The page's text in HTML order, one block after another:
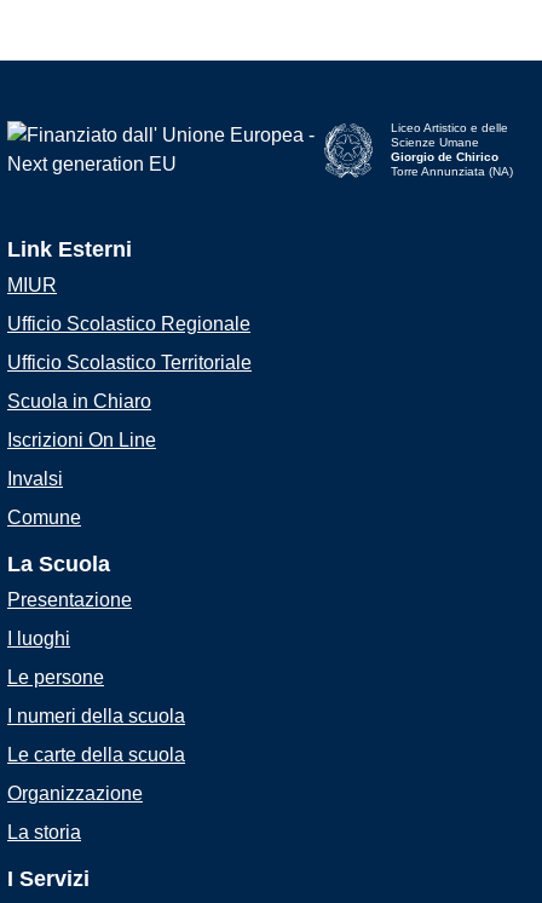
Liceo Artistico e delle
Scienze Umane
Giorgio de Chirico
Torre Annunziata (NA)
Link Esterni
MIUR
Ufficio Scolastico Regionale
Ufficio Scolastico Territoriale
Scuola in Chiaro
Iscrizioni On Line
Invalsi
Comune
La Scuola
Presentazione
I luoghi
Le persone
I numeri della scuola
Le carte della scuola
Organizzazione
La storia
I Servizi